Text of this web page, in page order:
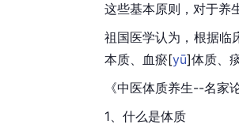
这些基本原则，对于养
祖国医学认为，根据临
本质、血瘀[yū]体质、
《中医体质养生--名家
1、什么是体质